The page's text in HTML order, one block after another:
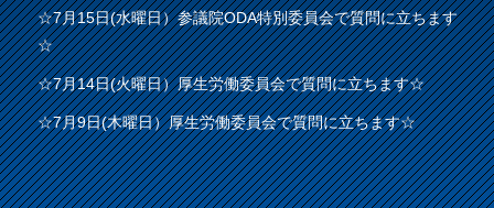
☆7月15日(水曜日）参議院ODA特別委員会で質問に立ちます
☆
☆7月14日(火曜日）厚生労働委員会で質問に立ちます☆
☆7月9日(木曜日）厚生労働委員会で質問に立ちます☆